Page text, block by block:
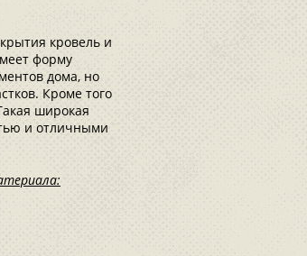
кровель и
форму
дома, но
Кроме того
широкая
и отличными